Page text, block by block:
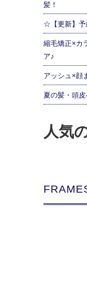
髪！
☆【更新】
縮毛矯正×カ
ア♪
アッシュ×顔
夏の髪・頭
人気